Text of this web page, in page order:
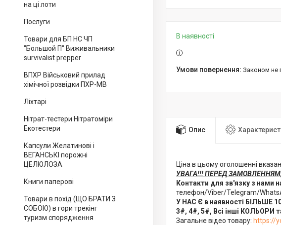
на ці лоти
Послуги
Товари для БП НС ЧП
"Большой П" Виживальники
survivalist prepper
ВПХР Військовий прилад
хімічної розвідки ПХР-МВ
Ліхтарі
Нітрат-тестери Нітратоміри
Екотестери
Капсули Желатинові і
ВЕГАНСЬКІ порожні
ЦЕЛЮЛОЗА
Книги паперові
Товари в похід (ЩО БРАТИ З
СОБОЮ) в гори трекінг
туризм спорядження
В наявності
Законом
Опис
Ціна в цьому оголошенні
УВАГА!!! ПЕРЕД ЗАМОВЛЕННЯМ,
Контакти для зв'язку з нами
телефон/Viber/Telegram/
У НАС Є в наявності БІЛЬШЕ
3#, 4#, 5#, Всі інші
Загальне відео товару: https://